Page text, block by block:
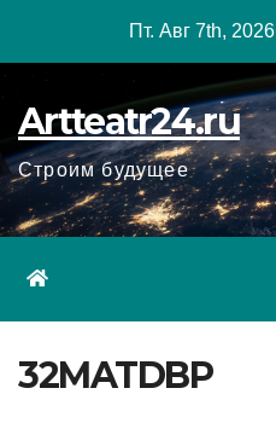
Пт. Авг 7th, 2026
Artteatr24.ru
Строим будущее
32MATDBP